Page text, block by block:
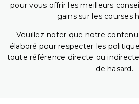
pour vous offrir les meilleurs
gains sur les courses
Veuillez noter que notre
élaboré pour respecter les
toute référence directe ou
de hasard.